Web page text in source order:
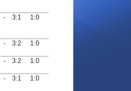
- 3:1 1:0
- 3:2 1:0
- 3:2 1:0
- 3:1 1:0